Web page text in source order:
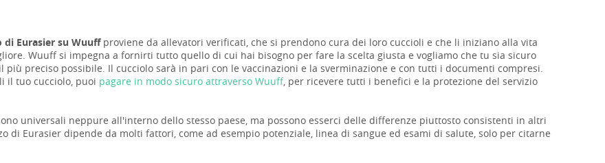
di Eurasier su Wuuffproviene da allevatori verificati, che si prendono cura dei loro cuccioli e che li iniziano alla vita
Wuuff si impegna a fornirti tutto quello di cui hai bisogno per fare la scelta giusta e vogliamo che tu sia sicuro
più preciso possibile. Il cucciolo sarà in pari con le vaccinazioni e la sverminazione e con tutti i documenti compresi.
il tuo cucciolo, puoi pagare in modo sicuro attraverso Wuuff, per ricevere tutti i benefici e la protezione del servizio
universali neppure all'interno dello stesso paese, ma possono esserci delle differenze piuttosto consistenti in altri
di Eurasier dipende da molti fattori, come ad esempio potenziale, linea di sangue ed esami di salute, solo per citarne